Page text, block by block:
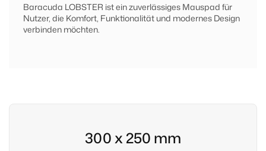
Baracuda LOBSTER ist ein zuverlässiges Mauspad für
Nutzer, die Komfort, Funktionalität und modernes Design
verbinden möchten.
300 x 250 mm